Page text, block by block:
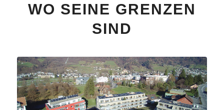
WO SEINE GRENZEN
SIND